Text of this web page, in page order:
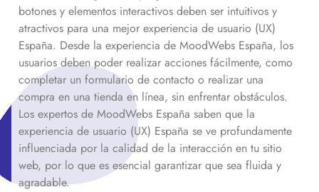
botones y elementos interactivos deben ser intuitivos y
atractivos para una mejor experiencia de usuario (UX)
España. Desde la experiencia de MoodWebs España, los
usuarios deben poder realizar acciones fácilmente, como
completar un formulario de contacto o realizar una
compra en una tienda en línea, sin enfrentar obstáculos.
Los expertos de MoodWebs España saben que la
experiencia de usuario (UX) España se ve profundamente
influenciada por la calidad de la interacción en tu sitio
web, por lo que es esencial garantizar que sea fluida y
agradable.